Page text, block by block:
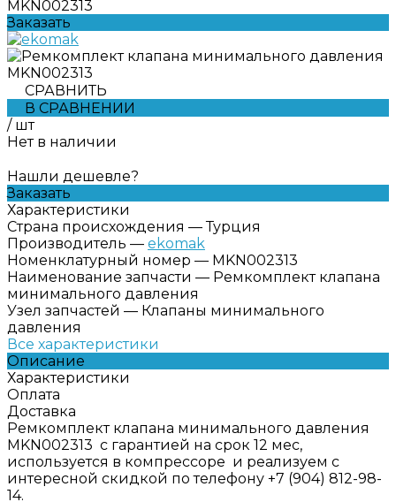
MKN002313
Заказать
СРАВНИТЬ
В СРАВНЕНИИ
/ шт
Нет в наличии
Нашли дешевле?
Заказать
Характеристики
Страна происхождения — Турция
Производитель — ekomak
Номенклатурный номер — MKN002313
Наименование запчасти — Ремкомплект клапана
минимального давления
Узел запчастей — Клапаны минимального
давления
Все характеристики
Описание
Характеристики
Оплата
Доставка
Ремкомплект клапана минимального давления
MKN002313 с гарантией на срок 12 мес,
используется в компрессоре и реализуем с
интересной скидкой по телефону +7 (904) 812-98-
14.